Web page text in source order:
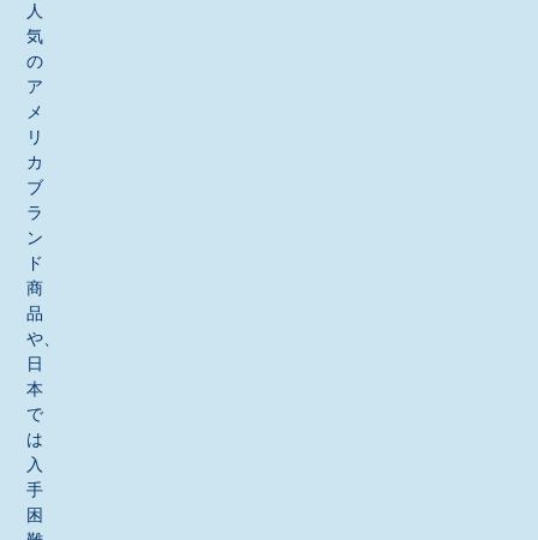
人
気
の
ア
メ
リ
カ
ブ
ラ
ン
ド
商
品
や、
日
本
で
は
入
手
困